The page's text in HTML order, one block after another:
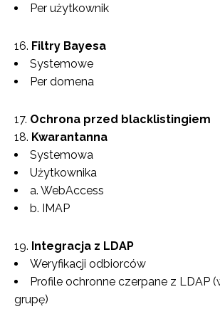
Per użytkownik
Filtry Bayesa
Systemowe
Per domena
Ochrona przed blacklistingiem
Kwarantanna
Systemowa
Użytkownika
a. WebAccess
b. IMAP
Integracja z LDAP
Weryfikacji odbiorców
Profile ochronne czerpane z LDAP
grupę)